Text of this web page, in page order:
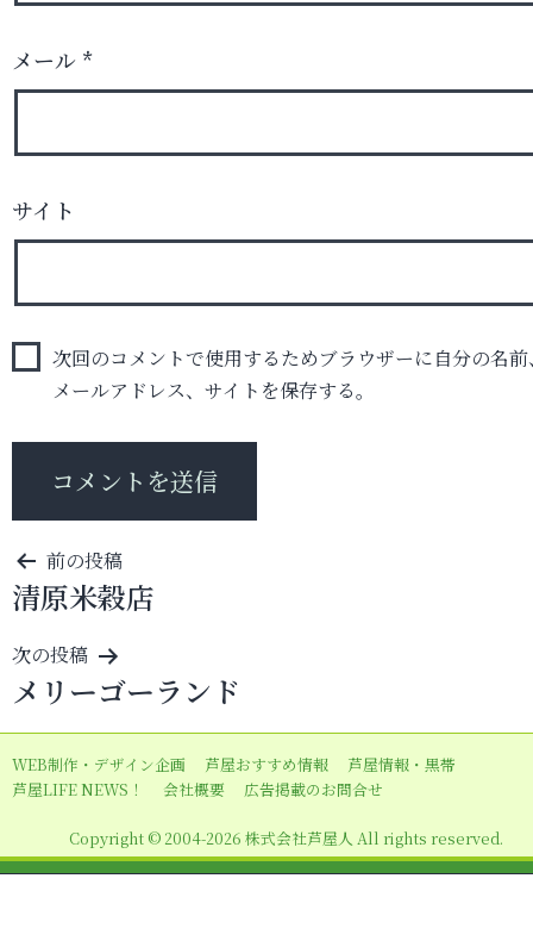
メール *
サイト
次回のコメントで使用するためブラウザーに自分の名前
メールアドレス、サイトを保存する。
投
稿
ナ
ビ
ゲ
ー
シ
ン
前の投稿
清原米穀店
次の投稿
メリーゴーランド
WEB制作・デザイン企画 芦屋おすすめ情報
芦屋情報・黒帯
芦屋LIFE NEWS！
会社概要 広告掲載のお問合せ
Copyright © 2004-2026 株式会社芦屋人 All rights reserved.